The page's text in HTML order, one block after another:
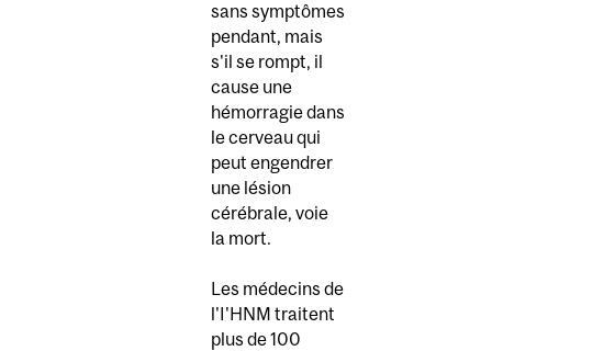
sans symptômes
pendant, mais
s'il se rompt, il
cause une
hémorragie dans
le cerveau qui
peut engendrer
une lésion
cérébrale, voie
la mort.
Les médecins de
l'I'HNM traitent
plus de 100